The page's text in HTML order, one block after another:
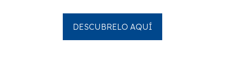
DESCUBRELO AQUÍ